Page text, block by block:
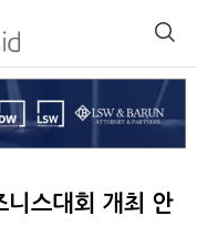
스대회 개최 안